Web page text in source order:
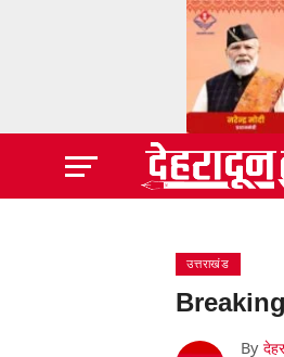
उत्तराखंड
By